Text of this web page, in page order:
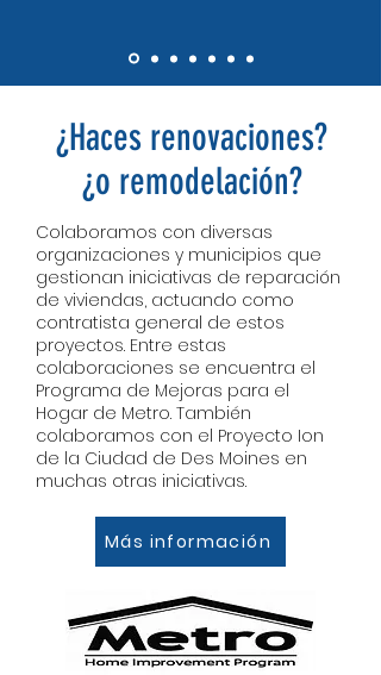
¿Haces renovaciones?
¿o remodelación?
Colaboramos con diversas
organizaciones y municipios que
gestionan iniciativas de reparación
de viviendas, actuando como
contratista general de estos
proyectos. Entre estas
colaboraciones se encuentra el
Programa de Mejoras para el
Hogar de Metro. También
colaboramos con el Proyecto Ion
de la Ciudad de Des Moines en
muchas otras iniciativas.
Más información